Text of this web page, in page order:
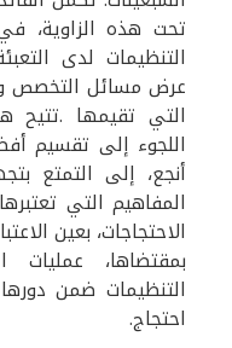
تحت هذه الزاوية،
التنظيمات لدى
عرض مسائل التخصص و
التي تقيمها .تتيح
اللجوء إلى تقسيم
أنجع، إلى التمتع
المفاهيم التي
الاحتجاجات، بعين
بمقتضاها،
التنظيمات ضمن
احتجاج.